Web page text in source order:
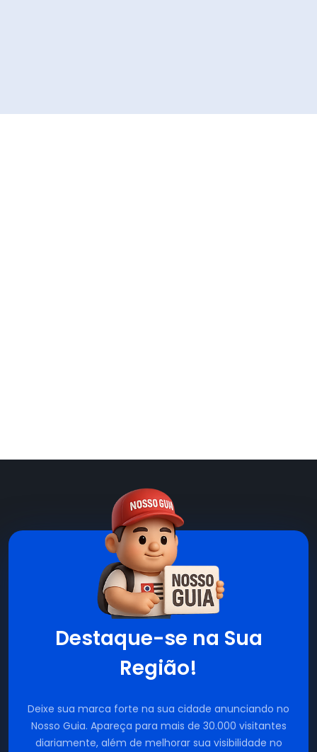
Destaque-se na Sua
Região!
Deixe sua marca forte na sua cidade anunciando no
Nosso Guia. Apareça para mais de 30.000 visitantes
diariamente, além de melhorar sua visibilidade no